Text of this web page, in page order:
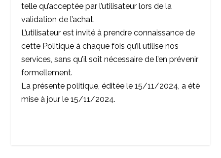
telle qu’acceptée par l’utilisateur lors de la
validation de l’achat.
L’utilisateur est invité à prendre connaissance de
cette Politique à chaque fois qu’il utilise nos
services, sans qu’il soit nécessaire de l’en prévenir
formellement.
La présente politique, éditée le 15/11/2024, a été
mise à jour le 15/11/2024.